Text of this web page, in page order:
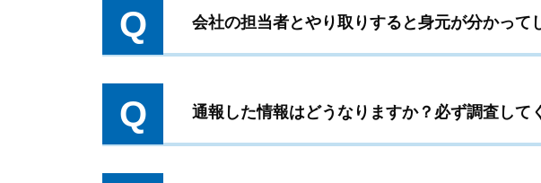
Q 会社の担当者とやり取りすると身元が分かって
Q 通報した情報はどうなりますか？必ず調査して